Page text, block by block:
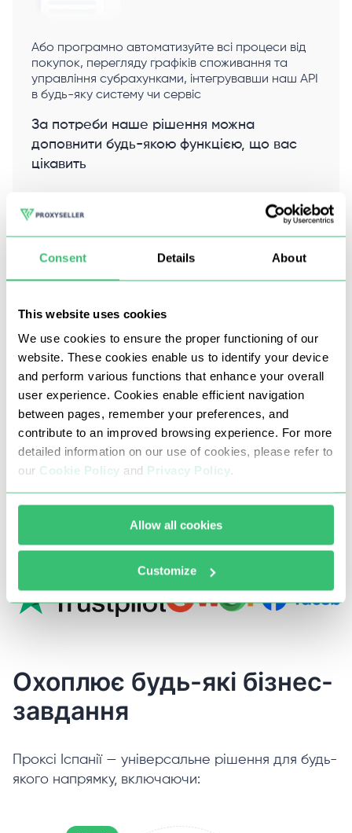
Consent Details About
This website uses cookies
We use cookies to ensure the proper functioning of our
website. These cookies enable us to identify your device
and perform various functions that enhance your overall
user experience. Cookies enable efficient navigation
between pages, remember your preferences, and
contribute to an improved browsing experience. For more
detailed information on our use of cookies, please refer to
our Cookie Policy and Privacy Policy.
Allow all cookies
Customize
Або програмно автоматизуйте всі процеси від
покупок, перегляду графіків споживання та
управління субрахунками, інтегрувавши наш API
в будь-яку систему чи сервіс
За потреби наше рішення можна
доповнити будь-якою функцією, що вас
цікавить
Що говорять наші клієнти
Нам довіряють понад 185 000 користувачів по
всьому світу
10000 +
відгуки від клієнтів
Нас згадують:
Охоплює будь-які бізнес-
завдання
Проксі Іспанії — універсальне рішення для будь-
якого напрямку, включаючи: